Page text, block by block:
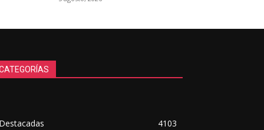
Destacadas
4103